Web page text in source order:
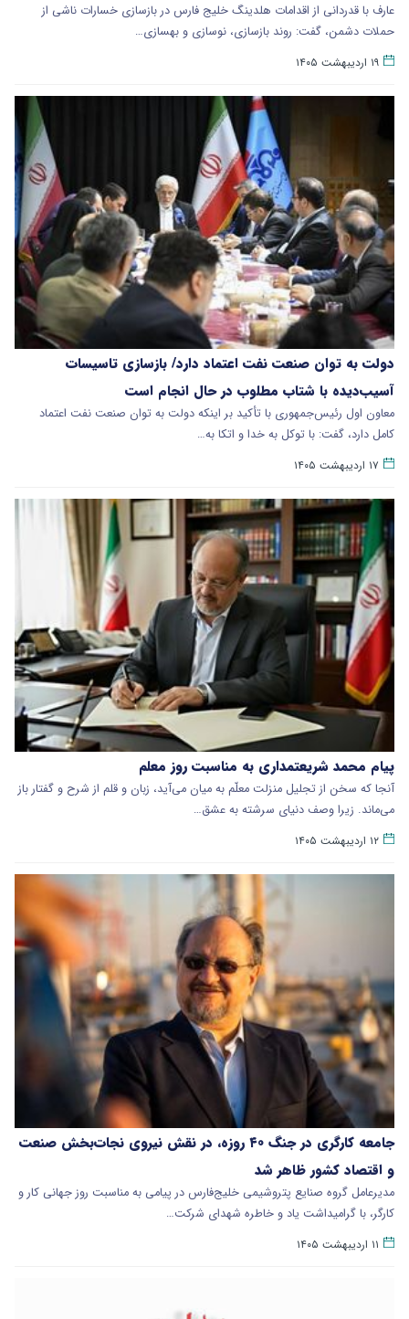
عارف با قدردانی از اقدامات هلدینگ خلیج فارس در بازسازی خسارات ناشی از
حملات دشمن، گفت: روند بازسازی، نوسازی و بهسازی…
۱۹ اردیبهشت ۱۴۰۵
دولت به توان صنعت نفت اعتماد دارد/ بازسازی تاسیسات
آسیب‌دیده با شتاب مطلوب در حال انجام است
معاون اول رئیس‌جمهوری با تأکید بر اینکه دولت به توان صنعت نفت اعتماد
کامل دارد، گفت: با توکل به خدا و اتکا به…
۱۷ اردیبهشت ۱۴۰۵
پیام محمد شریعتمداری به مناسبت روز معلم
آنجا که سخن از تجلیل منزلت معلّم به میان می‌آید، زبان و قلم از شرح و گفتار باز
می‌ماند. زیرا وصف دنیای سرشته به عشق…
۱۲ اردیبهشت ۱۴۰۵
جامعه کارگری در جنگ ۴۰ روزه، در نقش نیروی نجات‌بخش صنعت
و اقتصاد کشور ظاهر شد
مدیرعامل گروه صنایع پتروشیمی خلیج‌فارس در پیامی به مناسبت روز جهانی کار و
کارگر، با گرامیداشت یاد و خاطره شهدای شرکت…
۱۱ اردیبهشت ۱۴۰۵